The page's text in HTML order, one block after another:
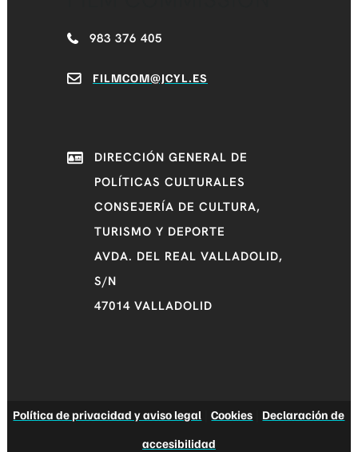
983 376 405
FILMCOM@JCYL.ES
DIRECCIÓN GENERAL DE
POLÍTICAS CULTURALES
CONSEJERÍA DE CULTURA,
TURISMO Y DEPORTE
AVDA. DEL REAL VALLADOLID,
S/N
47014 VALLADOLID
Política de privacidad y aviso legal |Cookies
Declaración de
accesibilidad